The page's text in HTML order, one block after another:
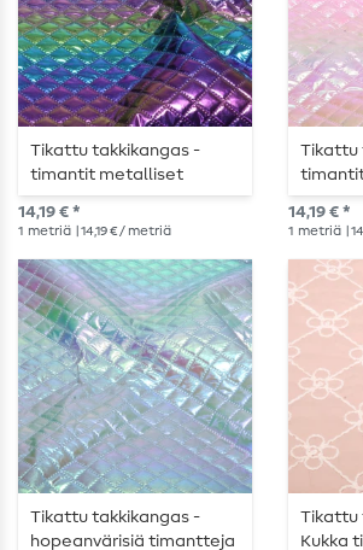
Tikattu takkikangas -
timantit metalliset
sateenkaaren värit
14,19 € *
1 metriä | 14,19 € / metriä
Tikattu
14,19 € *
1 metriä |
Tikattu takkikangas -
hopeanvärisiä timantteja
Tikattu
Kukka